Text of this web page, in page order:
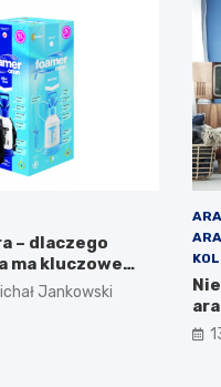
– dlaczego
ma kluczowe
Jankowski